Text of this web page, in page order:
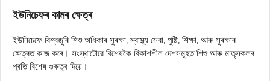
ইউনিচেফৰ কামৰ ক্ষেত্ৰ
ইউনিচেফে বিশ্বজুৰি শিশু অধিকাৰ সুৰক্ষা, স্বাস্থ্য সেবা, পুষ্টি, শিক্ষা, আৰু সুৰক্ষাৰ
ক্ষেত্ৰত কাজ কৰে। সংস্থাটোৱে বিশেষকৈ বিকাশশীল দেশসমূহত শিশু আৰু মাতৃসকলৰ
প্ৰতি বিশেষ গুৰুত্ব দিয়ে।